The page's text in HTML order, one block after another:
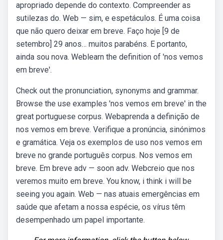
apropriado depende do contexto. Compreender as
sutilezas do. Web — sim, e espetáculos. É uma coisa
que não quero deixar em breve. Faço hoje [9 de
setembro] 29 anos… muitos parabéns. E portanto,
ainda sou nova. Weblearn the definition of 'nos vemos
em breve'.
Check out the pronunciation, synonyms and grammar.
Browse the use examples 'nos vemos em breve' in the
great portuguese corpus. Webaprenda a definição de
nos vemos em breve. Verifique a pronúncia, sinónimos
e gramática. Veja os exemplos de uso nos vemos em
breve no grande português corpus. Nos vemos em
breve. Em breve adv — soon adv. Webcreio que nos
veremos muito em breve. You know, i think i will be
seeing you again. Web — nas atuais emergências em
saúde que afetam a nossa espécie, os vírus têm
desempenhado um papel importante.